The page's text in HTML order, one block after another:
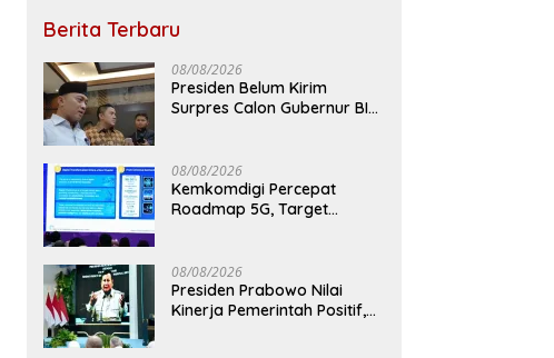
Berita Terbaru
08/08/2026
Presiden Belum Kirim
Surpres Calon Gubernur BI
08/08/2026
Kemkomdigi Percepat
Roadmap 5G, Target
08/08/2026
Presiden Prabowo Nilai
Kinerja Pemerintah Positif,